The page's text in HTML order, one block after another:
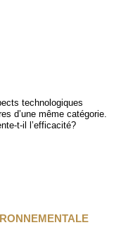
technologiques
d’une même catégorie.
t-il l’efficacité?